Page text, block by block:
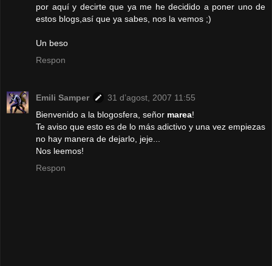
por aquí y decirte que ya me he decidido a poner uno de
estos blogs,así que ya sabes, nos la vemos ;)
Un beso
Respon
Emili Samper
31 d’agost, 2007 11:55
Bienvenido a la blogosfera, señor marea!
Te aviso que esto es de lo más adictivo y una vez empiezas
no hay manera de dejarlo, jeje...
Nos leemos!
Respon